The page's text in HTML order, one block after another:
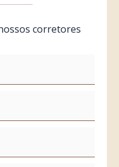
corretores